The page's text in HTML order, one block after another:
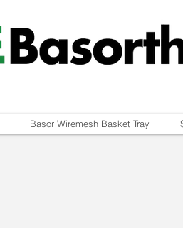
Basor Wiremesh Basket Tray